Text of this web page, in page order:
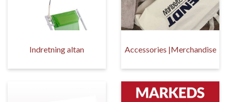
Indretning altan Accessories |Merchandise